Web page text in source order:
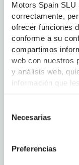
Motors Spain SLU
correctamente,
ofrecer funciones
conforme a su
compartimos
web con nuestros
y análisis web,
información que
recopilado a partir
nuestra Política de
https://
configurarlas.
Necesarias
Preferencias
¿Es usted cliente
Privado
Apellido*